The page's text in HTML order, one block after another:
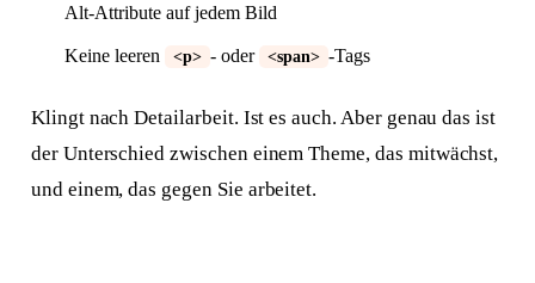
Alt-Attribute auf jedem Bild
Keine leeren <p> - oder <span> -Tags
Klingt nach Detailarbeit. Ist es auch. Aber genau das ist
der Unterschied zwischen einem Theme, das mitwächst,
und einem, das gegen Sie arbeitet.